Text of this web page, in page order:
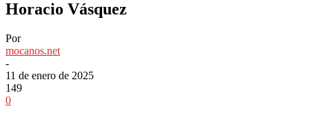
Horacio Vásquez
Por
mocanos.net
-
11 de enero de 2025
149
0